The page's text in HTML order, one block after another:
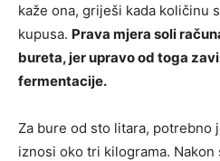
kaže ona, griješi kada količinu
kupusa. Prava mjera soli
bureta, jer upravo od toga
fermentacije.
Za bure od sto litara, potrebno
iznosi oko tri kilograma.